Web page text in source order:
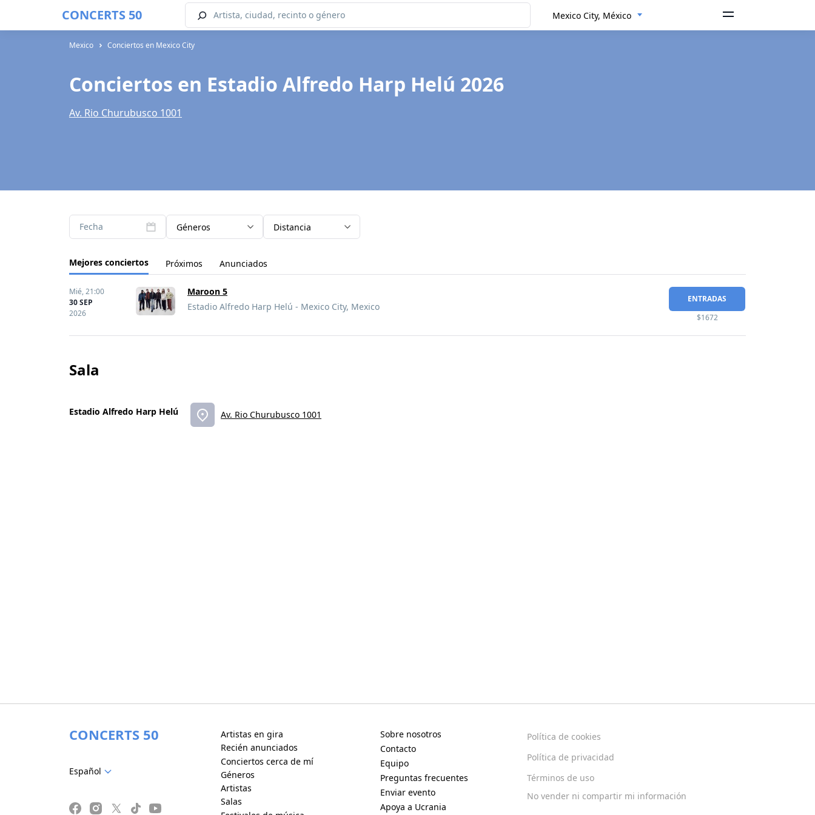
CONCERTS 50 Mexico City, México
Mexico Conciertos en Mexico City
Conciertos en Estadio Alfredo Harp Helú 2026
Av. Rio Churubusco 1001
Fecha Géneros Distancia
Mejores conciertos Próximos Anunciados
Mié,21:00
30 SEP
2026
Maroon 5
Estadio Alfredo Harp Helú - Mexico City, Mexico
ENTRADAS
$1672
Sala
Estadio Alfredo Harp Helú Av. Rio Churubusco 1001
CONCERTS 50
Español
Artistas en gira
Recién anunciados
Conciertos cerca de mí
Géneros
Artistas
Salas
Sobre nosotros
Contacto
Equipo
Preguntas frecuentes
Enviar evento
Apoya a Ucrania
Política de cookies
Política de privacidad
Términos de uso
No vender ni compartir mi información